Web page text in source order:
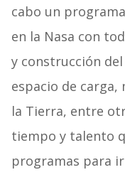
cabo un
en la Nasa con
y construcción
espacio de
la Tierra, entre
tiempo y talento
programas para